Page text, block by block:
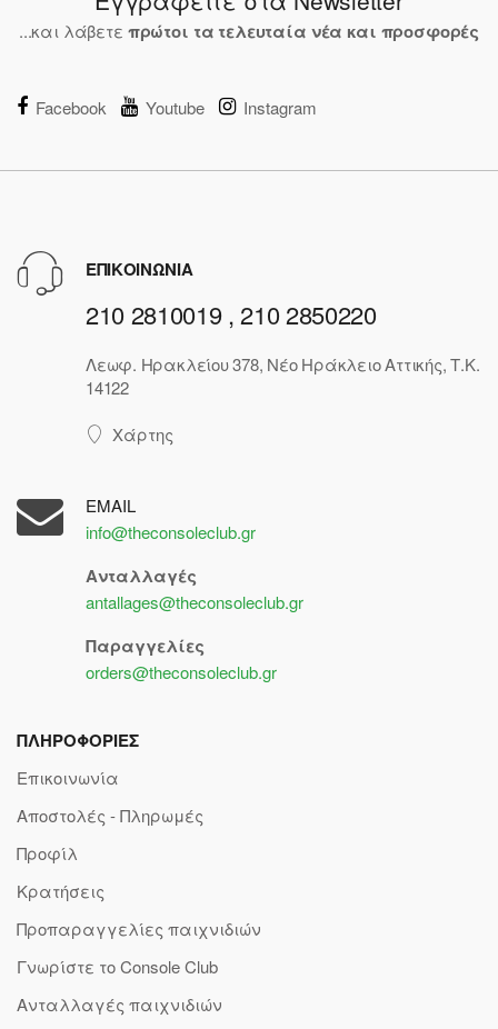
...και λάβετε πρώτοι τα τελευταία νέα και προσφορές
Facebook Youtube Instagram
ΕΠΙΚΟΙΝΩΝΙΑ
210 2810019 , 210 2850220
Λεωφ. Ηρακλείου 378, Νέο Ηράκλειο Αττικής, Τ.Κ.
14122
Χάρτης
EMAIL
info@theconsoleclub.gr
Ανταλλαγές
antallages@theconsoleclub.gr
Παραγγελίες
orders@theconsoleclub.gr
ΠΛΗΡΟΦΟΡΙΕΣ
Επικοινωνία
Αποστολές - Πληρωμές
Προφίλ
Κρατήσεις
Προπαραγγελίες παιχνιδιών
Γνωρίστε το Console Club
Ανταλλαγές παιχνιδιών